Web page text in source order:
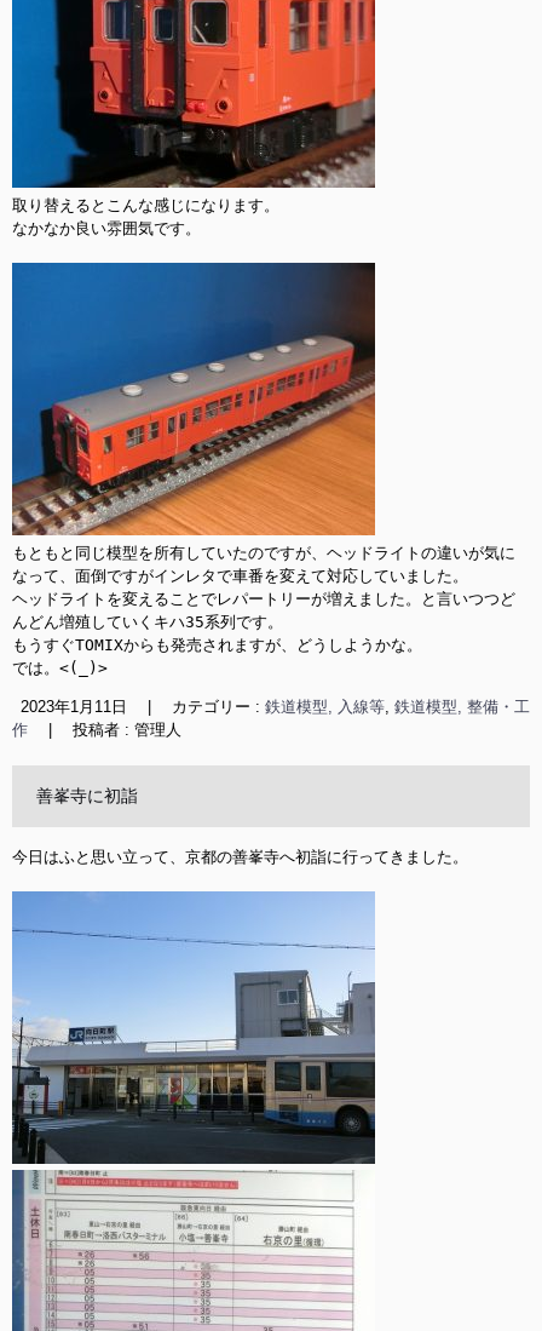
取り替えるとこんな感じになります。
なかなか良い雰囲気です。
もともと同じ模型を所有していたのですが、ヘッドライトの違いが気に
なって、面倒ですがインレタで車番を変えて対応していました。
ヘッドライトを変えることでレパートリーが増えました。と言いつつど
んどん増殖していくキハ35系列です。
もうすぐTOMIXからも発売されますが、どうしようかな。
では。<(_)>
2023年1月11日 カテゴリー : 鉄道模型, 入線等, 鉄道模型, 整備・工
作
投稿者 : 管理人
善峯寺に初詣
今日はふと思い立って、京都の善峯寺へ初詣に行ってきました。